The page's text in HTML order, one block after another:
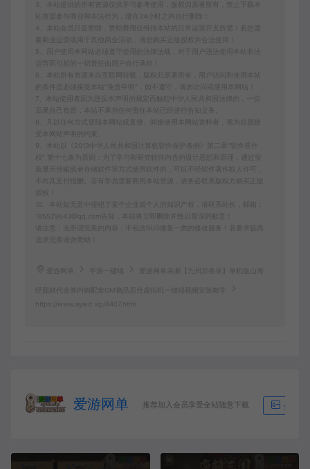
3、本站提供的所有资源仅供学习参考使用，版权归原著所有，禁止下载本
站资源参与商业和非法行为，请在24小时之内自行删除！
4、本站会员只是赞助，赞助费用仅维持本站的日常运营开支所需！若您需
要商业运营或用于其他商业活动，请您购买正版授权并合法使用！
5、用户使用本网站必须遵守使用的法律法规，对于用户违法使用本站非法
6、本站所有资源来自互联网转载，版权归原著所有，用户访问和使用本站
的条件是必须接受本站“免责申明”，如不遵守，请勿访问或使用本网站！
7、本站使用者因为违反本声明的规定而触犯中华人民共和国法律的，一切
后果自己负责，本站不承担任何责任本站已经进行告知义务。
8、凡以任何方式登陆本网站或直接、间接使用本网站资料者，视为自愿接
受本网站声明的约束。
9、本站以《2013中华人民共和国计算机软件保护条例》第二章"软件菩作
权” 第十七条为原则：为了学习和研究软件内含的设计思想和原理，通过安
装显示传输或者存储软件等方式使用软件的，可以不经软件著作权人许可，
不向其支付报酬。若有学员需要商用本站资源，请务必联系版权方购买正版
10、本站如无意中侵犯了某个企业或个人的知识产权，请联系站长，邮箱：
185529643@qq.com告知，本站将立即删除并致以最深的歉意！
请注意：无所谓完美的内容，不包含BUG修复一类的修改服务！若要求较高
追求完美请勿赞助！
爱游网单 手游一键端 爱游网单亲测【九州异兽录】单机版山海
经题材代金券内购配套GM物品后台虚拟机一键端视频安装教学
https://www.aywd.vip/8407.html
爱游网单 推荐加入会员享受全站随意下载 生成海